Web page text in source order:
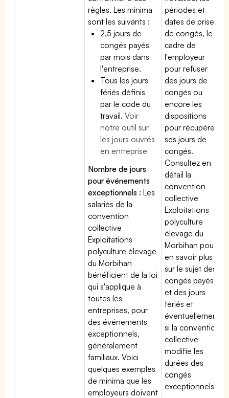
règles. Les minima
sont les suivants :
2,5 jours de
congés payés
par mois dans
l'entreprise.
Tous les jours
fériés définis
par le code du
travail.Voir
notre outil sur
les jours ouvrés
en entreprise
Nombre de jours
pour événements
exceptionnels : Les
salariés de la
convention
collective
Exploitations
polyculture élevage
du Morbihan
bénéficient de la loi
qui s'applique à
toutes les
entreprises, pour
des événements
exceptionnels,
généralement
familiaux. Voici
quelques exemples
de minima que les
employeurs doivent
périodes et
dates de prise
de congés, le
cadre de
l'employeur
pour refuser
des jours de
congés ou
encore les
dispositions
pour récupérer
ses jours de
congés.
Consultez en
détail la
convention
collective
Exploitations
polyculture
élevage du
Morbihan pour
en savoir plus
sur le sujet des
congés payés
et des jours
fériés et
éventuellement
si la convention
collective
modifie les
durées des
congés
exceptionnels.